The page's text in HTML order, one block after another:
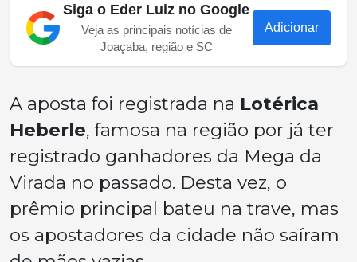
Siga o Eder Luiz no Google
Veja as principais notícias de
Joaçaba, região e SC
Adicionar
A aposta foi registrada na Lotérica
Heberle, famosa na região por já ter
registrado ganhadores da Mega da
Virada no passado. Desta vez, o
prêmio principal bateu na trave, mas
os apostadores da cidade não saíram